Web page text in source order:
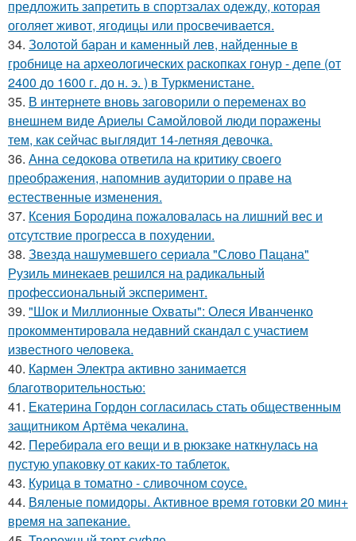
предложить запретить в спортзалах одежду, которая
оголяет живот, ягодицы или просвечивается.
34. Золотой баран и каменный лев, найденные в
гробнице на археологических раскопках гонур - депе (от
2400 до 1600 г. до н. э. ) в Туркменистане.
35. В интернете вновь заговорили о переменах во
внешнем виде Ариелы Самойловой люди поражены
тем, как сейчас выглядит 14-летняя девочка.
36. Анна седокова ответила на критику своего
преображения, напомнив аудитории о праве на
естественные изменения.
37. Ксения Бородина пожаловалась на лишний вес и
отсутствие прогресса в похудении.
38. Звезда нашумевшего сериала "Слово Пацана"
Рузиль минекаев решился на радикальный
профессиональный эксперимент.
39. "Шок и Миллионные Охваты": Олеся Иванченко
прокомментировала недавний скандал с участием
известного человека.
40. Кармен Электра активно занимается
благотворительностью:
41. Екатерина Гордон согласилась стать общественным
защитником Артёма чекалина.
42. Перебирала его вещи и в рюкзаке наткнулась на
пустую упаковку от каких-то таблеток.
43. Курица в томатно - сливочном соусе.
44. Вяленые помидоры. Активное время готовки 20 мин+
время на запекание.